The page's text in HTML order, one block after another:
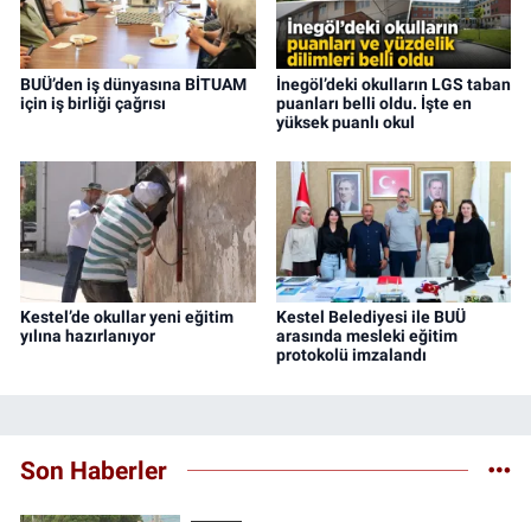
BUÜ’den iş dünyasına BİTUAM
için iş birliği çağrısı
İnegöl’deki okulların LGS taban
puanları belli oldu. İşte en
yüksek puanlı okul
Kestel’de okullar yeni eğitim
yılına hazırlanıyor
Kestel Belediyesi ile BUÜ
arasında mesleki eğitim
protokolü imzalandı
Son Haberler